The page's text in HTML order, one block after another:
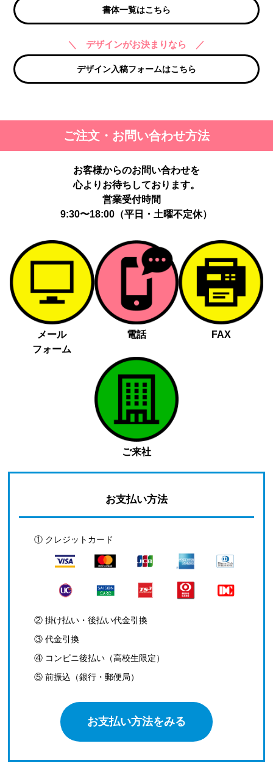
書体一覧はこちら
＼ デザインがお決まりなら ／
デザイン入稿フォームはこちら
ご注文・お問い合わせ方法
お客様からのお問い合わせを
心よりお待ちしております。
営業受付時間
9:30〜18:00（平日・土曜不定休）
メール
フォーム
電話 FAX
ご来社
お支払い方法
① クレジットカード
② 掛け払い・後払い代金引換
③ 代金引換
④ コンビニ後払い（高校生限定）
⑤ 前振込（銀行・郵便局）
お支払い方法をみる